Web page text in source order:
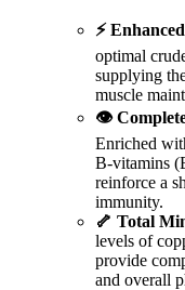
⚡
optimal
supplying
muscle
👁️
Enriched
B-vitamins
reinforce a
immunity.
🦴 Total
levels of
provide
and overall